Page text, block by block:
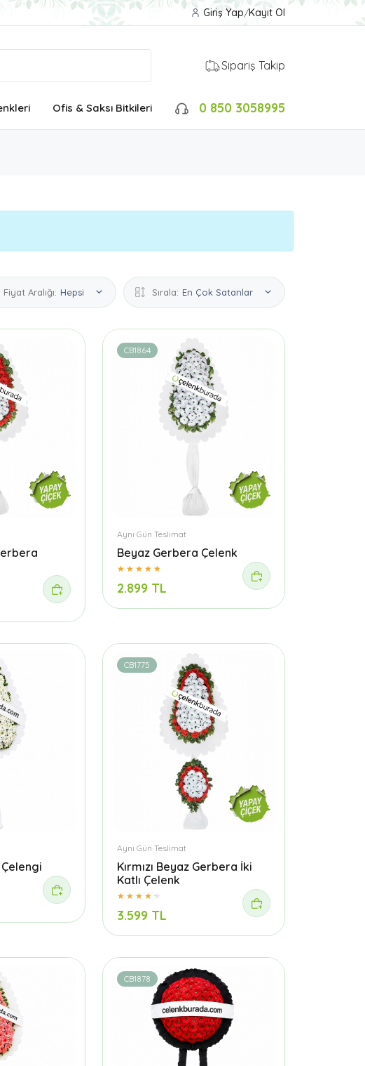
Giriş Yap/Kayıt Ol
Sipariş Takip
Ofis & Saksı Bitkileri 0 850 3058995
Fiyat Aralığı: Hepsi Sırala: En Çok Satanlar
CB1864
Aynı Gün Teslimat
Beyaz Gerbera Çelenk
2.899 TL
CB1775
Aynı Gün Teslimat
Kırmızı Beyaz Gerbera İki
Katlı Çelenk
3.599 TL
CB1878